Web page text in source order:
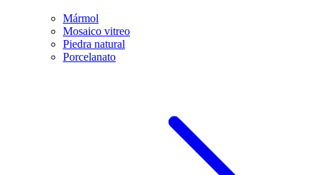
Mármol
Mosaico vitreo
Piedra natural
Porcelanato